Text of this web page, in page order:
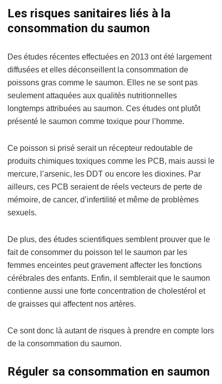
Les risques sanitaires liés à la
consommation du saumon
Des études récentes effectuées en 2013 ont été largement
diffusées et elles déconseillent la consommation de
poissons gras comme le saumon. Elles ne se sont pas
seulement attaquées aux qualités nutritionnelles
longtemps attribuées au saumon. Ces études ont plutôt
présenté le saumon comme toxique pour l’homme.
Ce poisson si prisé serait un récepteur redoutable de
produits chimiques toxiques comme les PCB, mais aussi le
mercure, l’arsenic, les DDT ou encore les dioxines. Par
ailleurs, ces PCB seraient de réels vecteurs de perte de
mémoire, de cancer, d’infertilité et même de problèmes
sexuels.
De plus, des études scientifiques semblent prouver que le
fait de consommer du poisson tel le saumon par les
femmes enceintes peut gravement affecter les fonctions
cérébrales des enfants. Enfin, il semblerait que le saumon
contienne aussi une forte concentration de cholestérol et
de graisses qui affectent nos artères.
Ce sont donc là autant de risques à prendre en compte lors
de la consommation du saumon.
Réguler sa consommation en saumon